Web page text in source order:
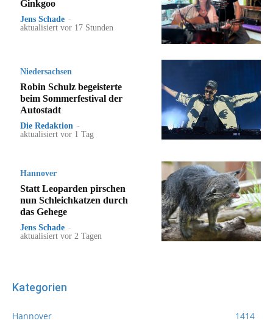
Ginkgoo
Jens Schade -
aktualisiert vor 17 Stunden
Niedersachsen
Robin Schulz begeisterte
beim Sommerfestival der
Autostadt
Die Redaktion -
aktualisiert vor 1 Tag
Hannover
Statt Leoparden pirschen
nun Schleichkatzen durch
das Gehege
Jens Schade -
aktualisiert vor 2 Tagen
Kategorien
Hannover
1414